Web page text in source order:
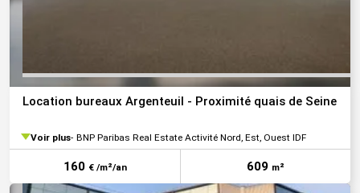
Location bureaux Argenteuil - Proximité quais de Seine
Voir plus BNP Paribas Real Estate Activité Nord, Est, Ouest IDF
160 € /m²/an 609 m²